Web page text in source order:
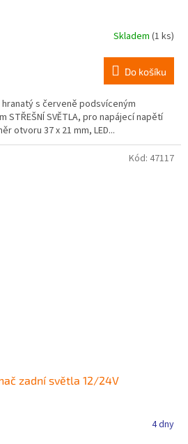
Skladem (1 ks)
Do košíku
hranatý s červeně podsvíceným
STŘEŠNÍ SVĚTLA, pro napájecí napětí
otvoru 37 x 21 mm, LED...
zadní světla 12/24V
4 dny
Kód: 47117